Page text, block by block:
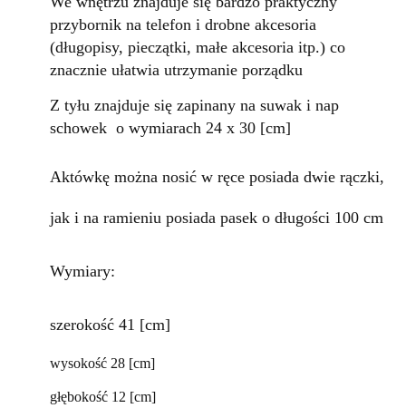
przybornik na telefon i drobne akcesoria
(długopisy, pieczątki, małe akcesoria itp.) co
znacznie ułatwia utrzymanie porządku
Z tyłu znajduje się zapinany na suwak i nap
schowek o wymiarach 24 x 30 [cm]
Aktówkę można nosić w ręce posiada dwie rączki,
jak i na ramieniu posiada pasek o długości 100 cm
Wymiary:
szerokość 41 [cm]
wysokość 28 [cm]
głębokość 12 [cm]